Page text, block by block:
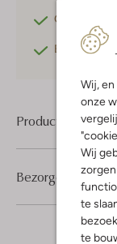
Wij,
onze
Wij
te
te
Gratis
Betaal
Product informatie
Bezorgen &